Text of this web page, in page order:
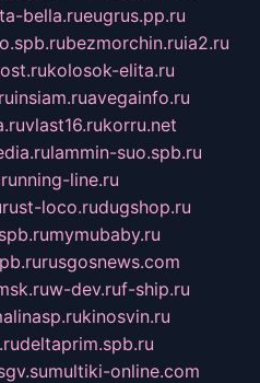
bella.rueugrus.pp.ru
bezmorchin.ruia2.ru
kolosok-elita.ru
insiam.ruavegainfo.ru
vlast16.rukorru.net
lammin-suo.spb.ru
running-line.ru
rust-loco.rudugshop.ru
mymubaby.ru
rusgosnews.com
w-dev.ruf-ship.ru
kinosvin.ru
deltaprim.spb.ru
multiki-online.com